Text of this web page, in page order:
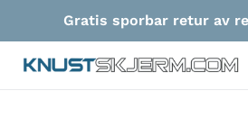
innholdet
Gratis sporbar retur av